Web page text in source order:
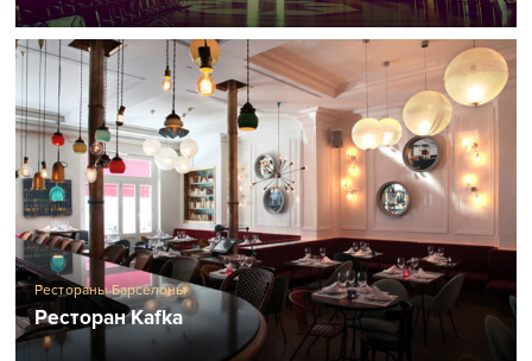
Рестораны Барселоны
Ресторан Kafka